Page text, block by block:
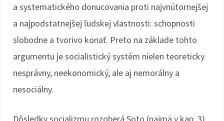
a systematického donucovania proti najvnútornejšej
a najpodstatnejšej ľudskej vlastnosti: schopnosti
slobodne a tvorivo konať. Preto na základe tohto
argumentu je socialistický systém nielen teoreticky
nesprávny, neekonomický, ale aj nemorálny a
nesociálny.
Dôsledky socializmu rozoberá Soto (najmä v kap. 3)